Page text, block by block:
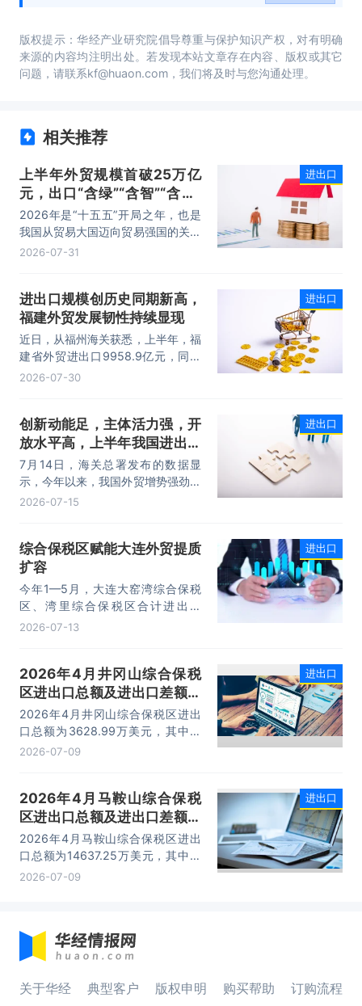
版权提示：华经产业研究院倡导尊重与保护知识产权，对有明确
来源的内容均注明出处。若发现本站文章存在内容、版权或其它
问题，请联系kf@huaon.com，我们将及时与您沟通处理。
相关推荐
上半年外贸规模首破25万亿
元，出口“含绿”“含智”“含新”
量稳步攀升
2026年是“十五五”开局之年，也是
我国从贸易大国迈向贸易强国的关键
时期。上半年，我国进出口规模历史
品为代表的高附加值产品出口占比显
著提升，成为外贸提质增效的核心引
擎，为加快建设贸易强国注入了强劲
动力。
2026-07-31
进出口
进出口规模创历史同期新高，
福建外贸发展韧性持续显现
近日，从福州海关获悉，上半年，福
建省外贸进出口9958.9亿元，同比
增长8.2%。其中，出口5740.1亿
进口规模均创历史同期新高，外贸运
行呈现“稳中有进，进中提质”的良好
态势。
2026-07-30
进出口
创新动能足，主体活力强，开
放水平高，上半年我国进出口
规模首次突破25万亿元
7月14日，海关总署发布的数据显
示，今年以来，我国外贸增势强劲、
走势稳健。据海关统计，今年上半
14.73万亿元，增长13.4%，进口
10.74万亿元，增长22.1%。
2026-07-15
进出口
综合保税区赋能大连外贸提质
扩容
今年1—5月，大连大窑湾综合保税
区、湾里综合保税区合计进出口
332.22亿元，同比增长21%，占大
台。
2026-07-13
进出口
2026年4月井冈山综合保税
区进出口总额及进出口差额统
计分析
2026年4月井冈山综合保税区进出
口总额为3628.99万美元，其中：
出口额为1562.95万美元，进口额为
2026-07-09
进出口
2026年4月马鞍山综合保税
区进出口总额及进出口差额统
计分析
2026年4月马鞍山综合保税区进出
口总额为14637.25万美元，其中：
出口额为14365.71万美元，进口额
2026-07-09
进出口
关于华经 典型客户 版权申明 购买帮助 订购流程